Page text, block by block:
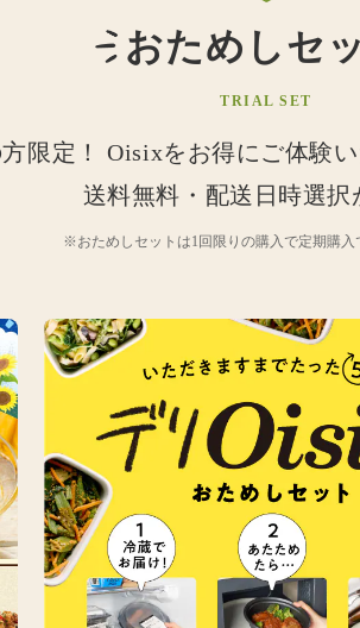
おためしセ
TRIAL SET
限定！
Oisixをお得にご体験
送料無料・配送日時選択
※おためしセットは1回限りの購入で定期購入